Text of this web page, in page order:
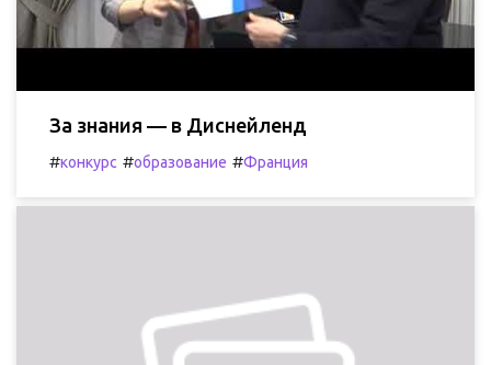
За знания — в Диснейленд
#конкурс #образование #Франция